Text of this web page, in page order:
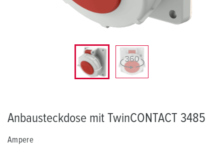
Anbausteckdose mit TwinCONTACT 3485
Ampere